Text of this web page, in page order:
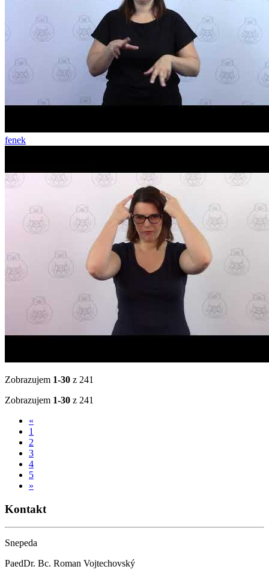
fenek
Zobrazujem 1-30 z 241
Zobrazujem 1-30 z 241
«
1
2
3
4
5
»
Kontakt
Snepeda
PaedDr. Bc. Roman Vojtechovský